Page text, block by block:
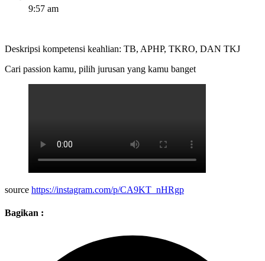
9:57 am
Deskripsi kompetensi keahlian: TB, APHP, TKRO, DAN TKJ
Cari passion kamu, pilih jurusan yang kamu banget
source https://instagram.com/p/CA9KT_nHRgp
Bagikan :